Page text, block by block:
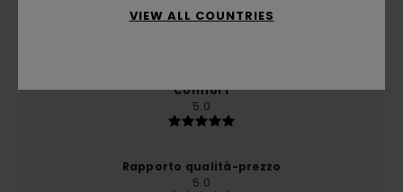
Comfort
5.0
Rapporto qualità-prezzo
5.0
VIEW ALL COUNTRIES